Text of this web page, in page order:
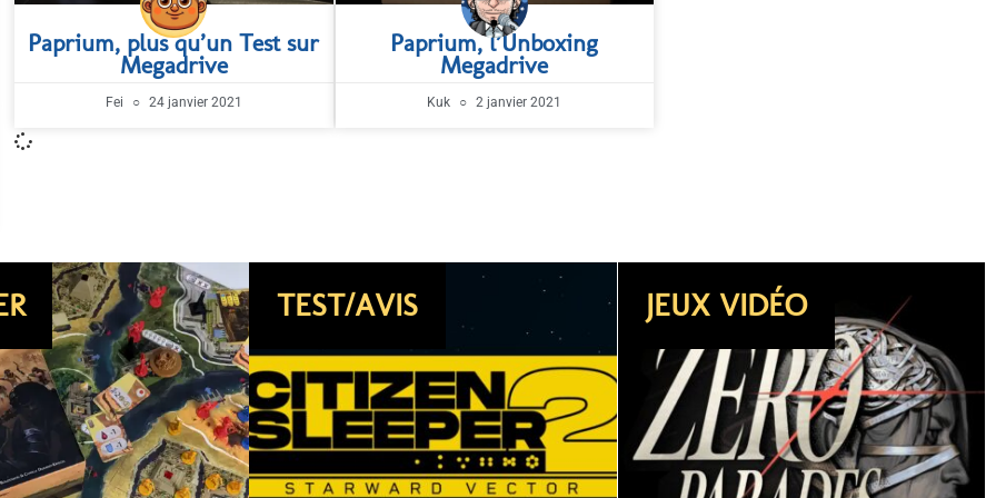
Paprium, plus qu’un Test sur
Megadrive
Fei 24 janvier 2021
Paprium, l’Unboxing
Megadrive
Kuk 2 janvier 2021
JEUX VIDÉO DOSSIER
TEST/AVIS JEUX VIDÉO